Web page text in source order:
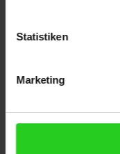
Statistiken
Marketing
Fußzeile
Weitere Online-
Netto Reisen